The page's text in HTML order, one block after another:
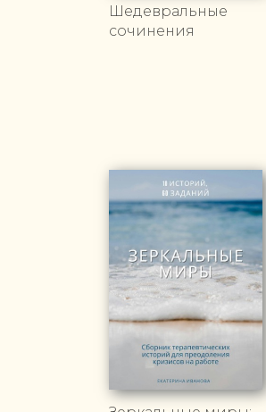
Шедевральные
сочинения